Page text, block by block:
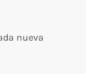
nueva